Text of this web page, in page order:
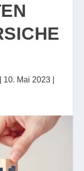
10. Mai 2023